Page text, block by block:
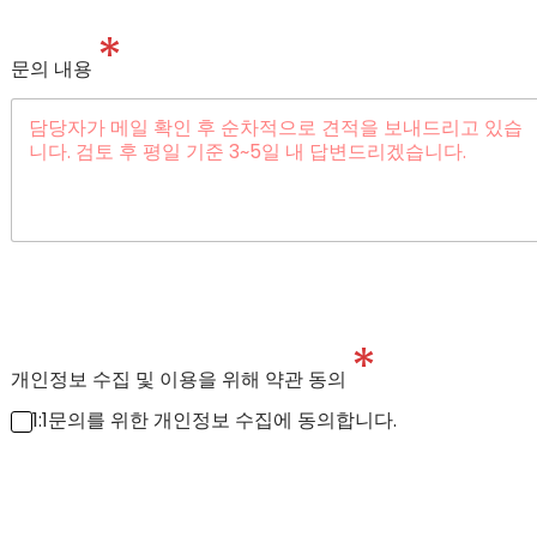
문의 내용 *
개인정보 수집 및 이용을 위해 약관 동의 *
1:1문의를 위한 개인정보 수집에 동의합니다.